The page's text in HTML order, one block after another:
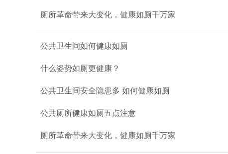
厕所革命带来大变化，健康如厕千万家
公共卫生间如何健康如厕
什么姿势如厕更健康？
公共卫生间安全隐患多 如何健康如厕
公共厕所健康如厕五点注意
厕所革命带来大变化，健康如厕千万家